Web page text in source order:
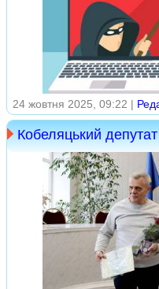
24 жовтня 2025, 09:22 |
Кобеляцький